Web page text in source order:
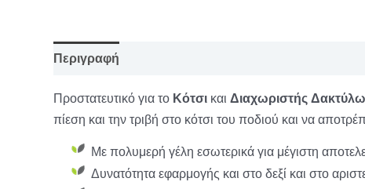
Περιγραφή
Προστατευτικό για το Κότσι και Διαχωριστής
πίεση και την τριβή στο κότσι του ποδιού και να
Με πολυμερή γέλη εσωτερικά για μέγιστη
Δυνατότητα εφαρμογής και στο δεξί και στο